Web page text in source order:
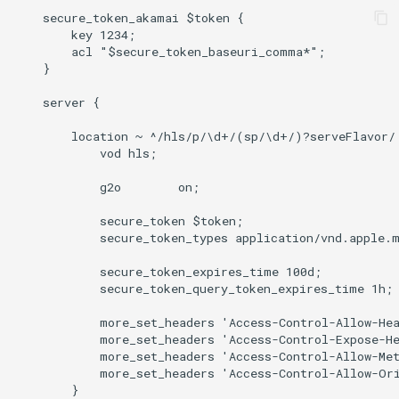
    secure_token_akamai $token {
        key 1234;
        acl "$secure_token_baseuri_comma*";
    }
    server {
location ~ ^/hls/p/\d+/(sp/\d+/)?serveFlavor/
            vod hls;
            g2o        on;
            secure_token $token;
secure_token_types application/
            secure_token_expires_time 100d;
            secure_token_query_token_expires_time 1h;
more_set_headers 'Access-Control-Allow-
more_set_headers 'Access-Control-Expose-
more_set_headers 'Access-Control-Allow-
more_set_headers 'Access-Control-Allow-
        }